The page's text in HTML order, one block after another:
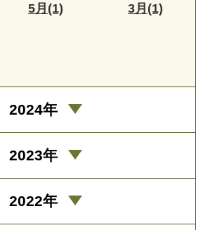
5月(1) 3月(1)
2024年
2023年
2022年